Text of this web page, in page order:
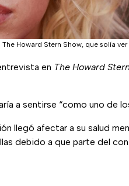
Howard Stern Show, que solía
en The Howard
a sentirse “como uno de
llegó afectar a su salud
debido a que parte del